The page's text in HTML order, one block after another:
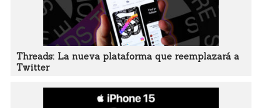
Threads: La nueva plataforma que reemplazará a
Twitter